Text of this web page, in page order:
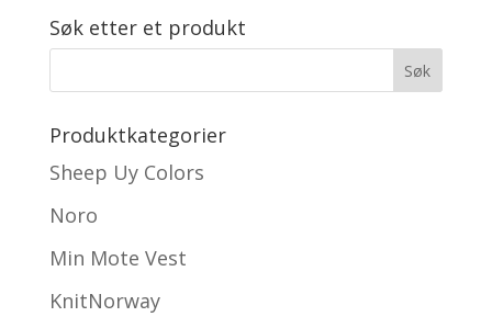
kr 1,050.00
Søk etter et produkt
Produktkategorier
Sheep Uy Colors
Noro
Min Mote Vest
KnitNorway